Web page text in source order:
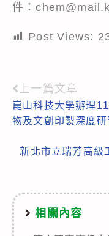
件：
Post Views:
Read
more
上一篇文章
崑山科技大學辦理
物及文創印製深度
新北市立瑞芳高級
相關內容